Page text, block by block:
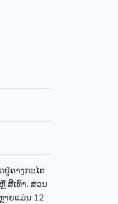
ຄາງກະໄຕ
ສີເທົາ. ສ່ວນ
າຍແມ່ນ 12